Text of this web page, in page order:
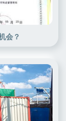
会？